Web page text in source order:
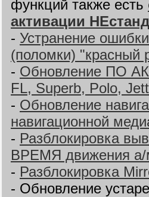
функций также есть
активации
- Устранение
(поломки) "красный
- Обновление ПО
FL, Superb, Polo,
- Обновление
навигационной
- Разблокировка
ВРЕМЯ движения а/
- Разблокировка
- Обновление